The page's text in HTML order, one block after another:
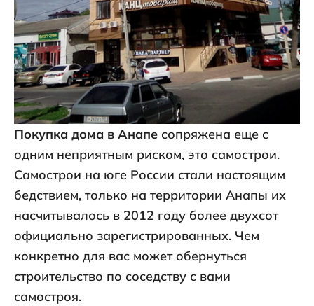
Покупка дома в Анапе сопряжена еще с
одним неприятным риском, это самострои.
Самострои на юге России стали настоящим
бедствием, только на территории Анапы их
насчитывалось в 2012 году более двухсот
официально зарегистрированных. Чем
конкретно для вас может обернуться
строительство по соседству с вами
самостроя.